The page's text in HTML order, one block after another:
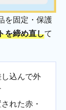
を固定・保護
を締め直して
込んで外
れた赤・